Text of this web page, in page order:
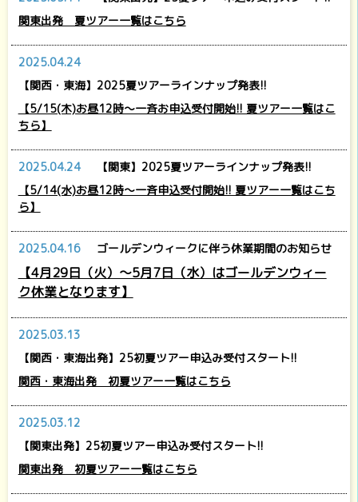
関東出発 夏ツアー一覧はこちら
2025.04.24
【関西・東海】2025夏ツアーラインナップ発表!!
【5/15(木)お昼12時～一斉お申込受付開始!! 夏ツアー一覧はこ
ちら】
2025.04.24
【関東】2025夏ツアーラインナップ発表!!
【5/14(水)お昼12時～一斉申込受付開始!! 夏ツアー一覧はこち
ら】
2025.04.16 ゴールデンウィークに伴う休業期間のお知らせ
【4月29日（火）～5月7日（水）はゴールデンウィー
ク休業となります】
2025.03.13
【関西・東海出発】25初夏ツアー申込み受付スタート!!
関西・東海出発 初夏ツアー一覧はこちら
2025.03.12
【関東出発】25初夏ツアー申込み受付スタート!!
関東出発 初夏ツアー一覧はこちら